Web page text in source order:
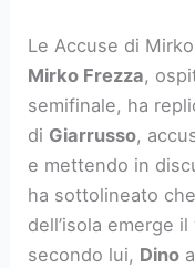
Le Accuse di
Mirko Frezza,
semifinale, ha
di Giarrusso,
e mettendo in
ha sottolineato
dell’isola emerge
secondo lui, Dino